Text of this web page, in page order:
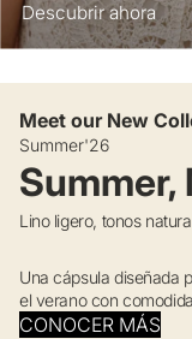
Descubrir ahora
Meet our New
Summer'26
Summer,
Lino ligero, tonos
Una cápsula diseñada
el verano con
CONOCER MÁS